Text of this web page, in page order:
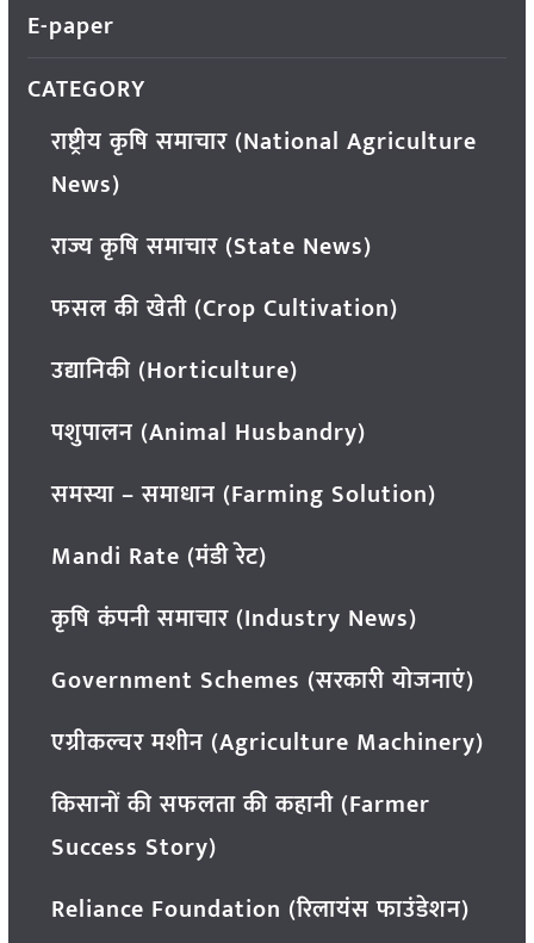
E-paper
CATEGORY
राष्ट्रीय कृषि समाचार (National Agriculture
News)
राज्य कृषि समाचार (State News)
फसल की खेती (Crop Cultivation)
उद्यानिकी (Horticulture)
पशुपालन (Animal Husbandry)
समस्या – समाधान (Farming Solution)
Mandi Rate (मंडी रेट)
कृषि कंपनी समाचार (Industry News)
Government Schemes (सरकारी योजनाएं)
एग्रीकल्चर मशीन (Agriculture Machinery)
किसानों की सफलता की कहानी (Farmer
Success Story)
Reliance Foundation (रिलायंस फाउंडेशन)